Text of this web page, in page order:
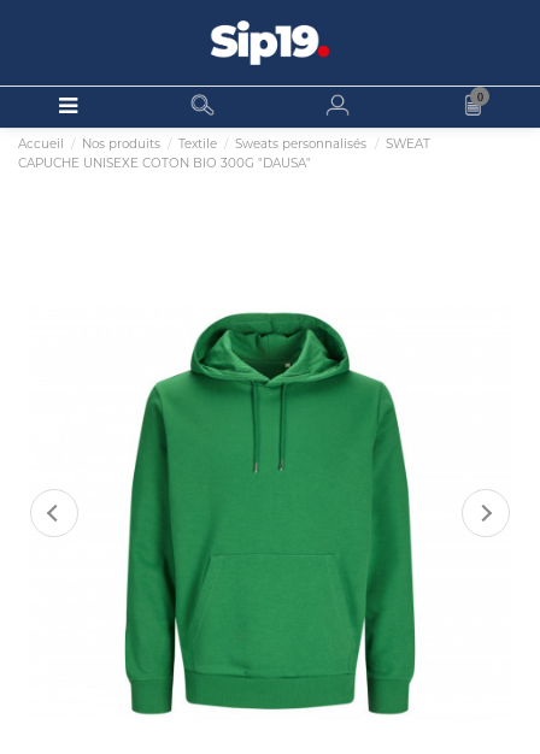
0
Accueil Nos produits Textile Sweats personnalisés
SWEAT
CAPUCHE UNISEXE COTON BIO 300G "DAUSA"